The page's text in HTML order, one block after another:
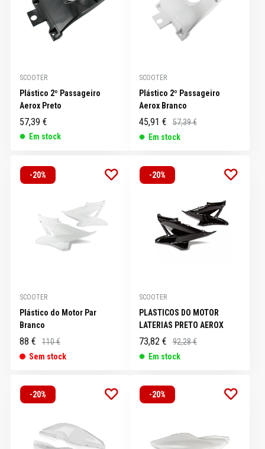
SCOOTER
Plástico 2º Passageiro
Aerox Preto
57,39 €
Em stock
SCOOTER
Plástico 2º Passageiro
Aerox Branco
45,91 €
57,39 €
Em stock
-20%
SCOOTER
Plástico do Motor Par
Branco
88 €
110 €
Sem stock
-20%
SCOOTER
PLASTICOS DO MOTOR
LATERIAS PRETO AEROX
73,82 €
92,28 €
Em stock
-20% -20%